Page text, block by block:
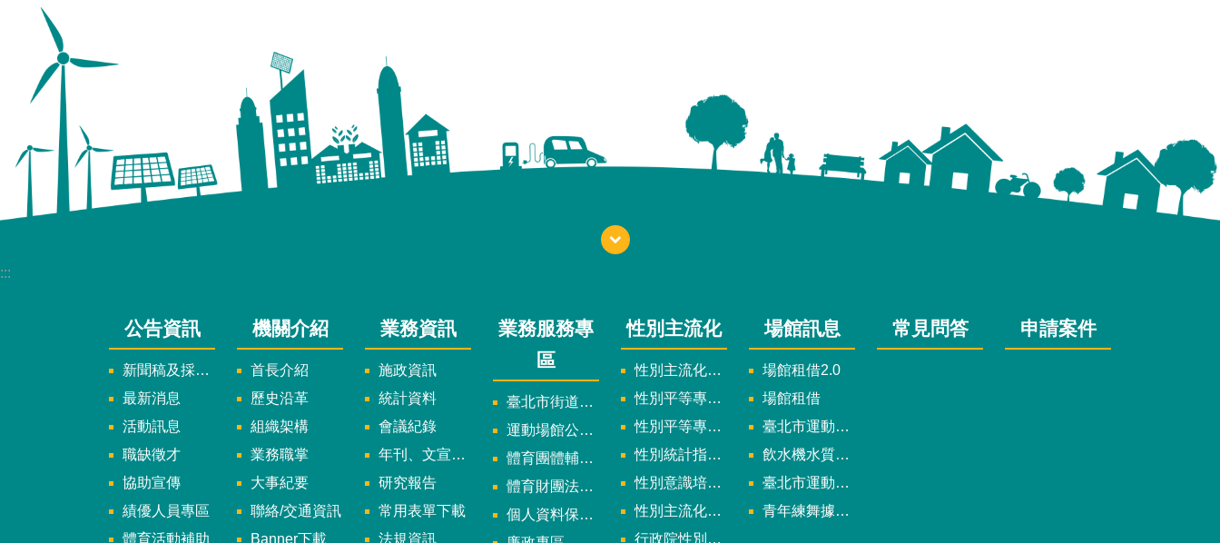
:::
公告資訊
新聞稿及採訪通知
最新消息
活動訊息
職缺徵才
協助宣傳
績優人員專區
體育活動補助
機關介紹
首長介紹
歷史沿革
組織架構
業務職掌
大事紀要
聯絡/交通資訊
Banner下載
業務資訊
施政資訊
統計資料
會議紀錄
年刊、文宣及出版品
研究報告
常用表單下載
法規資訊
業務服務專
區
臺北市街道遊戲申請專區
運動場館公司設立輔導專區
體育團體輔導訪視
體育財團法人/公益信託專區
個人資料保護專區
性別主流化
性別主流化實施計畫暨細部計畫
性別平等專案小組委員名單
性別平等專案小組會議紀錄
性別統計指標及項目
性別意識培力、統計分析案、影響評估案
性別主流化年度成果報告
行政院性別平等會
場館訊息
場館租借2.0
場館租借
臺北市運動中心
飲水機水質檢驗報告
臺北市運動中心預約系統
青年練舞據點地圖
常見問答 申請案件